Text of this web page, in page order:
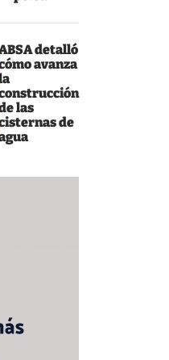
detalló
avanza
las
de